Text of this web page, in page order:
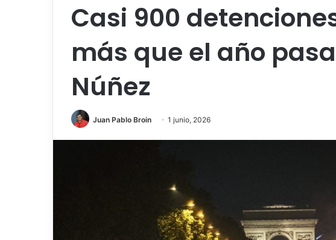
Casi 900
más que el año
Núñez
Juan Pablo Broin 1 junio, 2026